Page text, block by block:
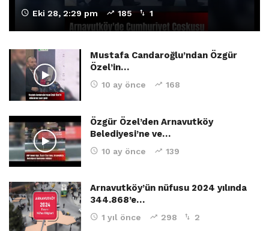
Eki 28, 2:29 pm 185 1
Mustafa Candaroğlu’ndan Özgür
Özel’in…
10 ay önce 168
Özgür Özel’den Arnavutköy
Belediyesi’ne ve…
10 ay önce 139
Arnavutköy’ün nüfusu 2024 yılında
344.868’e…
1 yıl önce 298 2